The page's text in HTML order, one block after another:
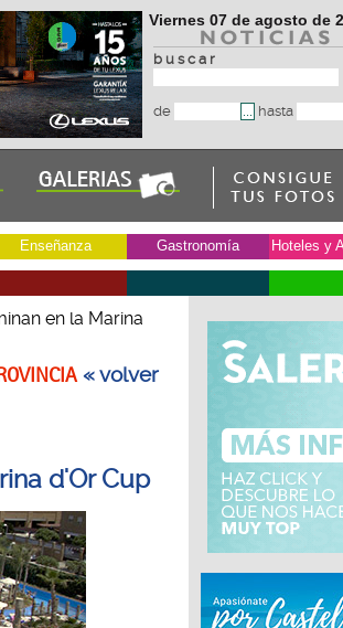
Viernes 07 de agosto de
b u s c a r
de hasta
Enseñanza Gastronomía Hoteles y
en la Marina
« volver
d'Or Cup